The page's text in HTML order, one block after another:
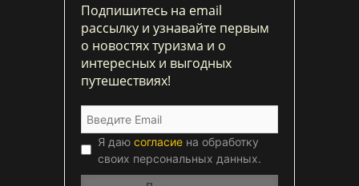
Подпишитесь на email
рассылку и узнавайте первым
о новостях туризма и о
интересных и выгодных
путешествиях!
Я даю согласие на обработку
своих персональных данных.